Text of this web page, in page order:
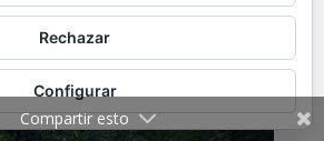
Compartir esto
Rechazar
Configurar